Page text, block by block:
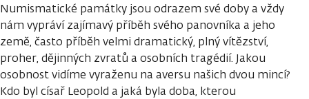
Numismatické památky jsou odrazem své doby a vždy
nám vypráví zajímavý příběh svého panovníka a jeho
země, často příběh velmi dramatický, plný vítězství,
proher, dějinných zvratů a osobních tragédií. Jakou
osobnost vidíme vyraženu na aversu našich dvou mincí?
Kdo byl císař Leopold a jaká byla doba, kterou